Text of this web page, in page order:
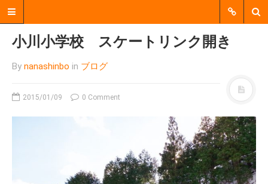
郡上市明宝で、個人、企業、
小川小学校 スケートリンク開き
By nanashinbo in ブログ
2015/01/09 0 Comment